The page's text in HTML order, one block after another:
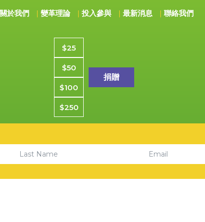
關於我們 變革理論 投入參與 最新消息 聯絡我們
捐款金額
$25
$50
$100
$250
Last Name